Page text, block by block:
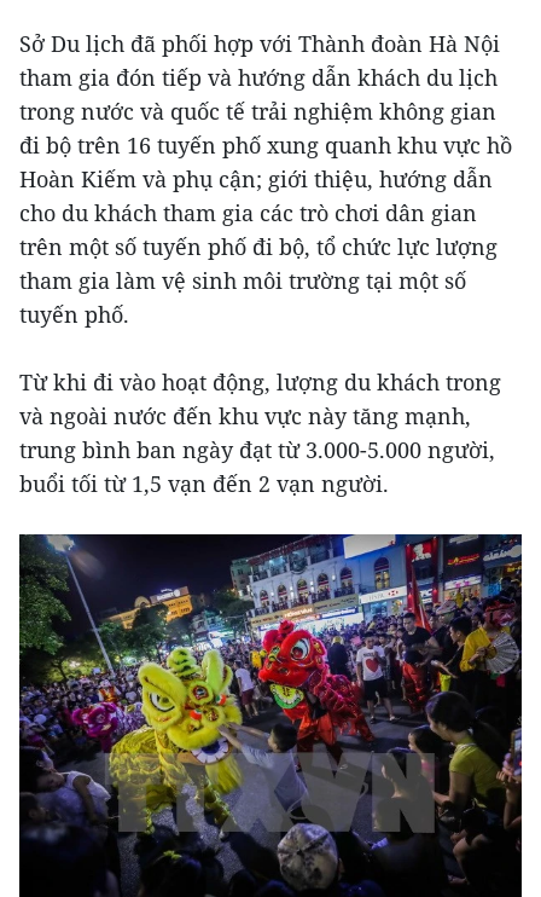
Sở Du lịch đã phối hợp với Thành đoàn Hà Nội
tham gia đón tiếp và hướng dẫn khách du lịch
trong nước và quốc tế trải nghiệm không gian
đi bộ trên 16 tuyến phố xung quanh khu vực hồ
Hoàn Kiếm và phụ cận; giới thiệu, hướng dẫn
cho du khách tham gia các trò chơi dân gian
trên một số tuyến phố đi bộ, tổ chức lực lượng
tham gia làm vệ sinh môi trường tại một số
tuyến phố.
Từ khi đi vào hoạt động, lượng du khách trong
và ngoài nước đến khu vực này tăng mạnh,
trung bình ban ngày đạt từ 3.000-5.000 người,
buổi tối từ 1,5 vạn đến 2 vạn người.